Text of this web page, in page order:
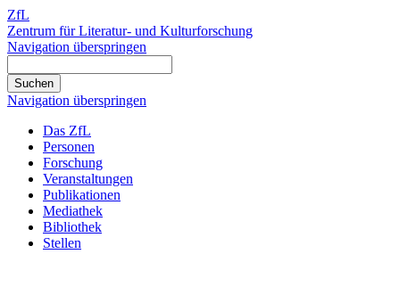
ZfL
Zentrum für Literatur- und Kulturforschung
Navigation überspringen
Navigation überspringen
Das ZfL
Personen
Forschung
Veranstaltungen
Publikationen
Mediathek
Bibliothek
Stellen